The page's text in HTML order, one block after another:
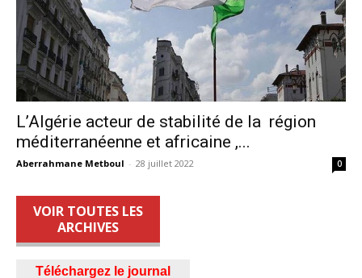
L’Algérie acteur de stabilité de la région
méditerranéenne et africaine ,...
Aberrahmane Metboul - 28 juillet 2022 0
VOIR TOUTES LES
ARCHIVES